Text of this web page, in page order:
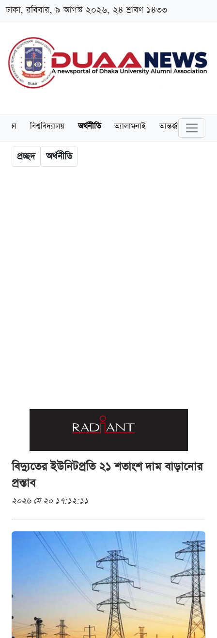
ঢাকা, রবিবার, ৯ আগস্ট ২০২৬, ২৪ শ্রাবণ ১৪৩৩
শিক্ষা বিশ্ববিদ্যালয় অর্থনীতি অ্যালামনাই আন্তর্জাতিক
প্রচ্ছদ অর্থনীতি
বিদ্যুতের ইউনিটপ্রতি ২১ শতাংশ দাম বাড়ানোর
প্রস্তাব
২০২৬ মে ২০ ১৭:১২:১১